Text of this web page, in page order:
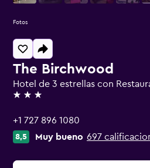
The Birchwood
Hotel de 3 estrellas con
3 estrellas
+1 727 896 1080
8,5 Muy bueno 697
Fotos